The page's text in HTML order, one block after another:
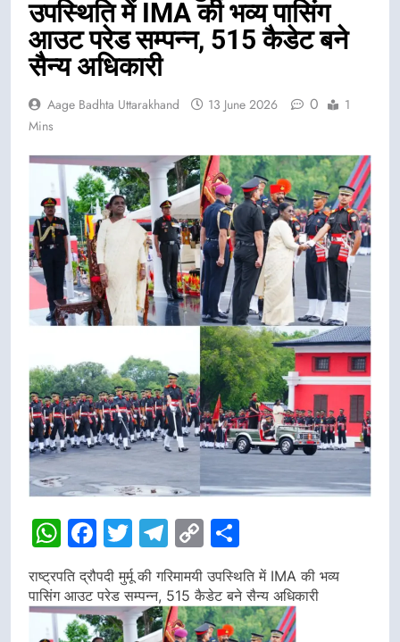
उपस्थिति में IMA की भव्य पासिंग
आउट परेड सम्पन्न, 515 कैडेट बने
सैन्य अधिकारी
Aage Badhta Uttarakhand 13 June 2026 0
1
Mins
WhatsApp
Facebook
Twitter
Telegram
Copy
Link
राष्ट्रपति द्रौपदी मुर्मू की गरिमामयी उपस्थिति में IMA की भव्य
पासिंग आउट परेड सम्पन्न, 515 कैडेट बने सैन्य अधिकारी